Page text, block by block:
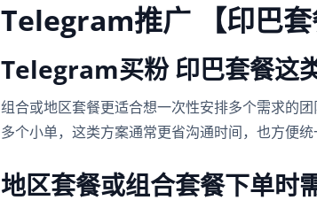
Telegram推广 【印巴
Telegram买粉 印巴套餐这
组合或地区套餐更适合想一次性安排多个需求的
多个小单，这类方案通常更省沟通时间，也方便统
地区套餐或组合套餐下单时